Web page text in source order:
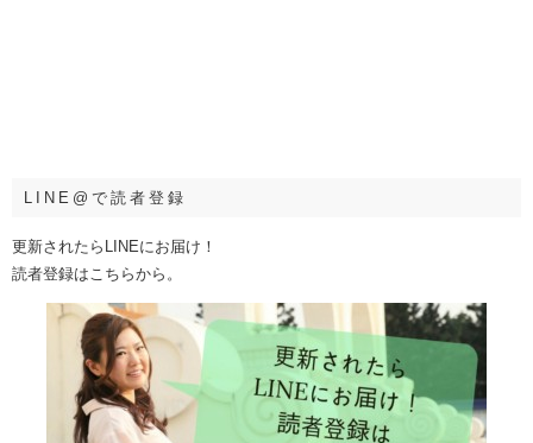
LINE@で読者登録
更新されたらLINEにお届け！
読者登録はこちらから。